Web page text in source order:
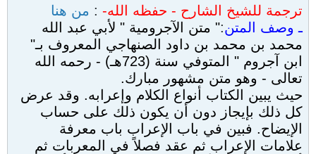
ترجمة للشيخ الشارح - حفظه الله- : من هنا
ـ وصف المتن:" متن الآجرومية " لأبي عبد الله
محمد بن محمد بن داود الصنهاجي المعروف بـ"
ابن آجروم " المتوفي سنة (723هـ) - رحمه الله
تعالى - وهو متن مشهور مبارك.
حيث يبين الكتاب أنواع الكلام وإعرابه. وقد عرض
كل ذلك بإيجاز دون أن يكون ذلك على حساب
الإيضاح. فبين في باب الإعراب باب معرفة
علامات الإعراب ثم عقد فصلاً في المعربات ثم